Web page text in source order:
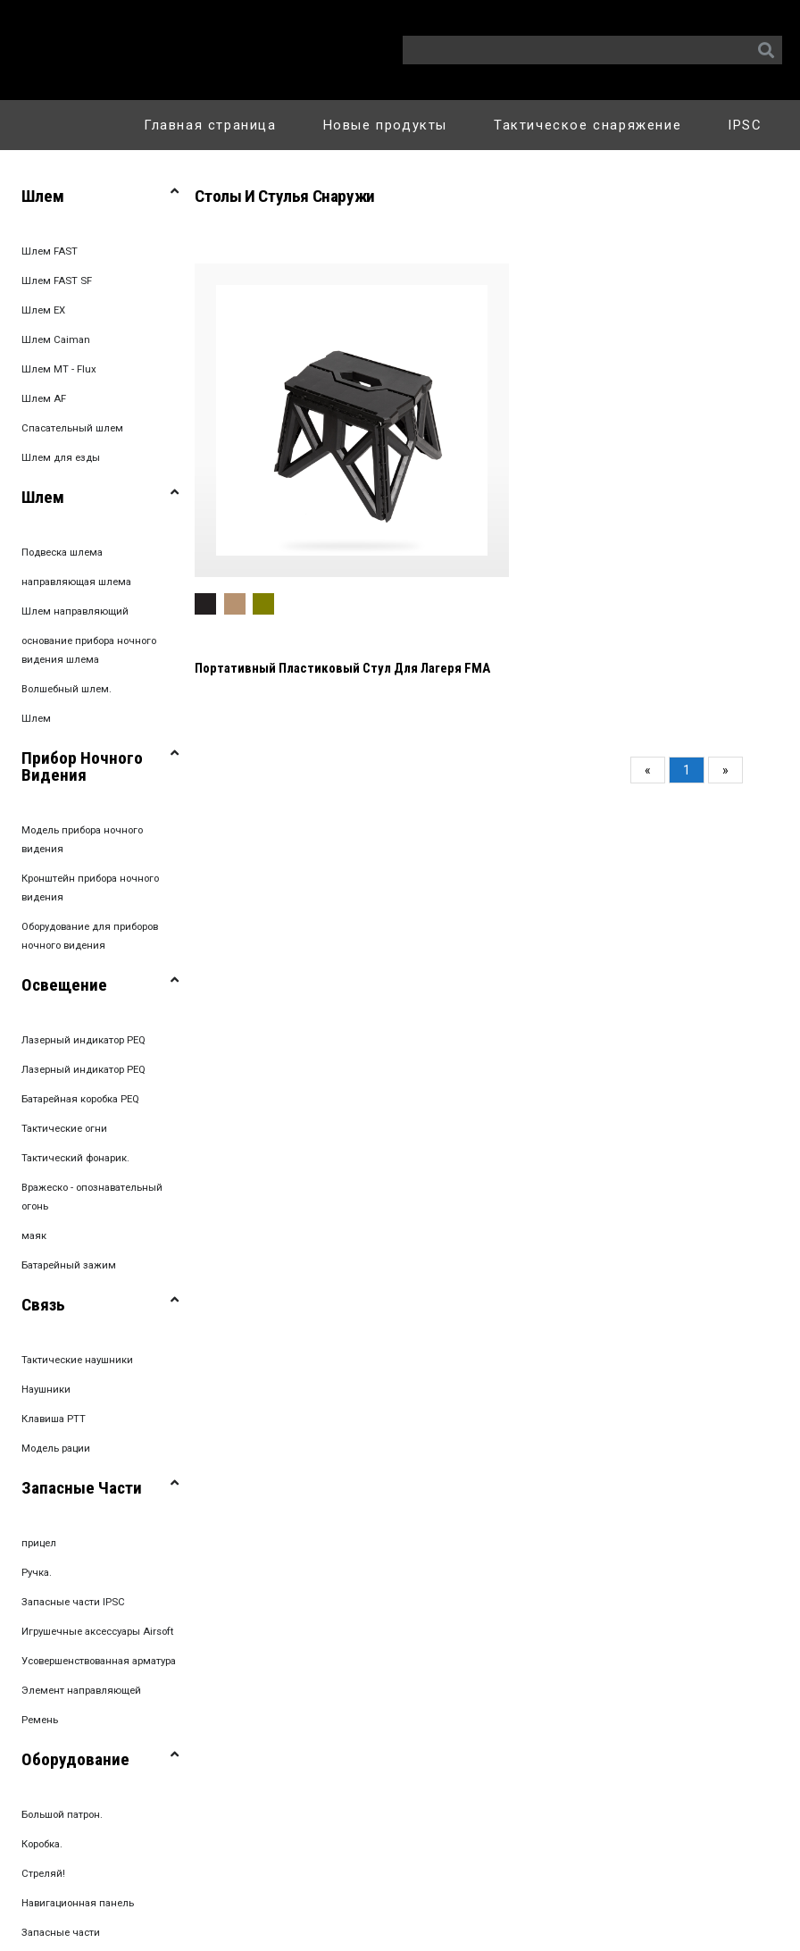
Главная страница Новые продукты Тактическое снаряжение IPSC
Шлем
Шлем FAST
Шлем FAST SF
Шлем EX
Шлем Caiman
Шлем MT - Flux
Шлем AF
Спасательный шлем
Шлем для езды
Шлем
Подвеска шлема
направляющая шлема
Шлем направляющий
основание прибора ночного
видения шлема
Волшебный шлем.
Шлем
Прибор Ночного
Видения
Модель прибора ночного
видения
Кронштейн прибора ночного
видения
Оборудование для приборов
ночного видения
Освещение
Лазерный индикатор PEQ
Лазерный индикатор PEQ
Батарейная коробка PEQ
Тактические огни
Тактический фонарик.
Вражеско - опознавательный
огонь
маяк
Батарейный зажим
Связь
Тактические наушники
Наушники
Клавиша PTT
Модель рации
Запасные Части
прицел
Ручка.
Запасные части IPSC
Игрушечные аксессуары Airsoft
Усовершенствованная арматура
Элемент направляющей
Ремень
Оборудование
Большой патрон.
Коробка.
Стреляй!
Навигационная панель
Запасные части
Столы И Стулья Снаружи
Портативный Пластиковый Стул Для Лагеря FMA
« 1 »